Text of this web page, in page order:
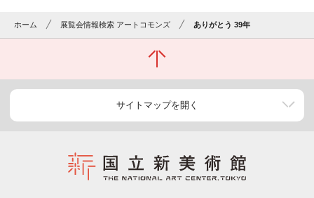
ホーム 展覧会情報検索 アートコモンズ ありがとう 39年
サイトマップを開く